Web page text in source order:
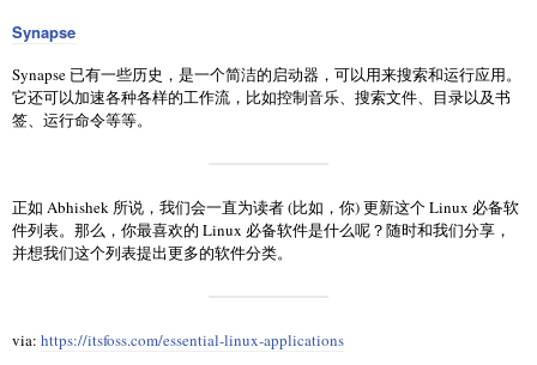
Synapse
Synapse 已有一些历史，是一个简洁的启动器，可以用来搜索和运行应用。
它还可以加速各种各样的工作流，比如控制音乐、搜索文件、目录以及书
签、运行命令等等。
正如 Abhishek 所说，我们会一直为读者 (比如，你) 更新这个 Linux 必备软
件列表。那么，你最喜欢的 Linux 必备软件是什么呢？随时和我们分享，
并想我们这个列表提出更多的软件分类。
via: https://itsfoss.com/essential-linux-applications